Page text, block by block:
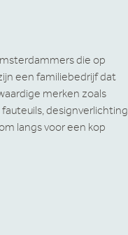
die op
een familiebedrijf dat
merken zoals
designverlichting
langs voor een kop